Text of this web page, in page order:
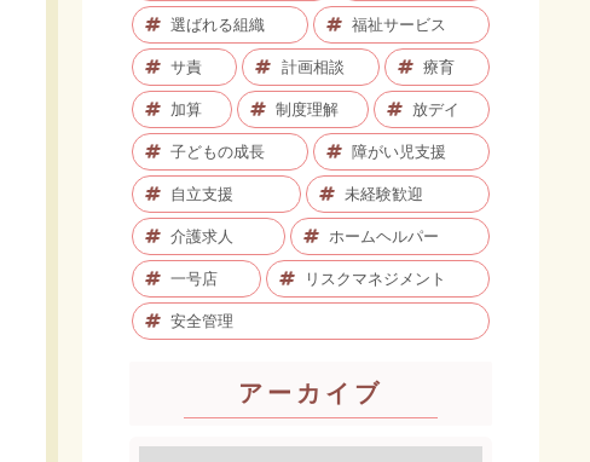
選ばれる組織 福祉サービス
サ責 計画相談 療育
加算 制度理解 放デイ
子どもの成長 障がい児支援
自立支援 未経験歓迎
介護求人 ホームヘルパー
一号店 リスクマネジメント
安全管理
アーカイブ